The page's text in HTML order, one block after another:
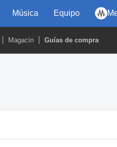
Música Equipo
Magacín Guías de compra